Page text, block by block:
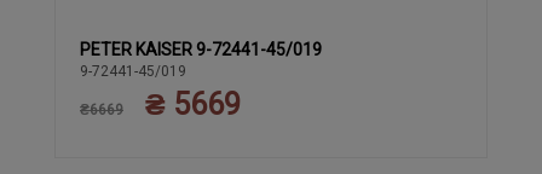
37 37.5 38 38.5 39 40
PETER KAISER 9-72441-45/019
9-72441-45/019
₴6669 ₴ 5669